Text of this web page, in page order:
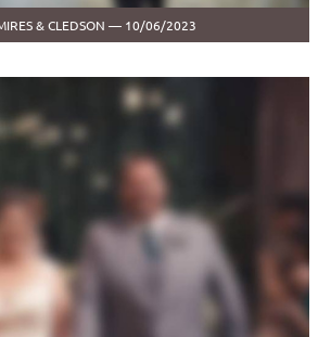
& CLEDSON — 10/06/2023